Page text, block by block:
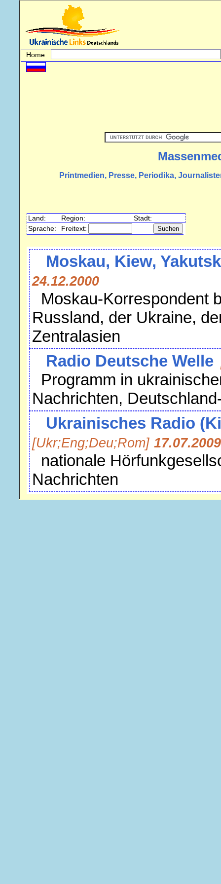
Home
Printmedien, Presse, Periodika,
Land: Region:
Stadt:
Sprache:
Freitext:
Moskau, Kiew,
24.12.2000
Moskau-Korrespondent
Russland, der Ukraine,
Zentralasien
Radio Deutsche Welle
Programm in
Nachrichten,
Ukrainisches Radio
[Ukr;Eng;Deu;Rom] 17.07.2009
nationale
Nachrichten